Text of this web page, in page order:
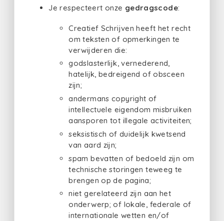
Je respecteert onze gedragscode:
Creatief Schrijven heeft het recht
om teksten of opmerkingen te
verwijderen die:
godslasterlijk, vernederend,
hatelijk, bedreigend of obsceen
zijn;
andermans copyright of
intellectuele eigendom misbruiken
aansporen tot illegale activiteiten;
seksistisch of duidelijk kwetsend
van aard zijn;
spam bevatten of bedoeld zijn om
technische storingen teweeg te
brengen op de pagina;
niet gerelateerd zijn aan het
onderwerp; of lokale, federale of
internationale wetten en/of